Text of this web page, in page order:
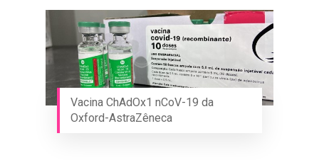
Vacina ChAdOx1 nCoV-19 da
Oxford-AstraZêneca